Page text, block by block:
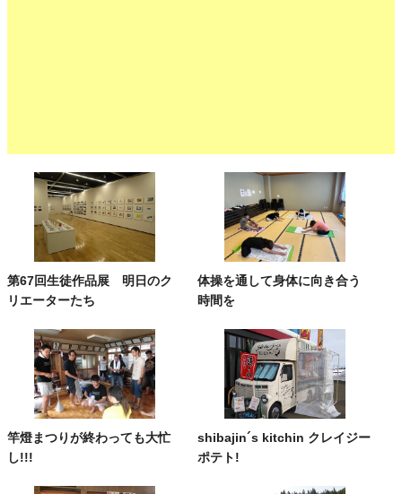
第67回生徒作品展 明日のク
リエーターたち
体操を通して身体に向き合う
時間を
竿燈まつりが終わっても大忙
し!!!
shibajin´s kitchin クレイジー
ポテト!